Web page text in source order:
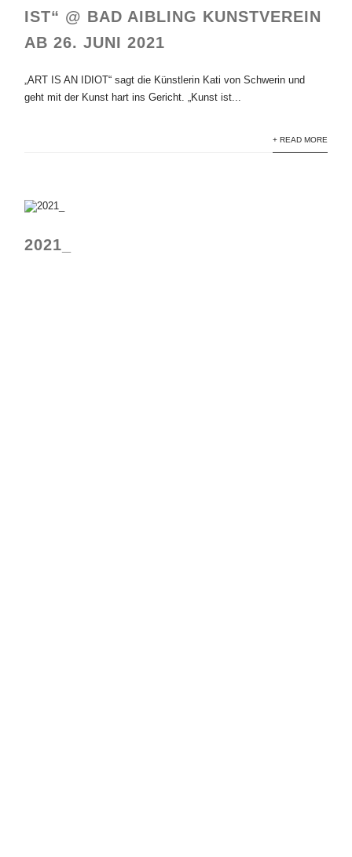
IST“ @ BAD AIBLING KUNSTVEREIN
AB 26. JUNI 2021
„ART IS AN IDIOT“ sagt die Künstlerin Kati von Schwerin und
geht mit der Kunst hart ins Gericht. „Kunst ist...
+ READ MORE
2021_